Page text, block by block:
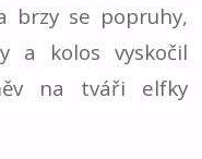
brzy se popruhy,
a kolos vyskočil
na tváři elfky